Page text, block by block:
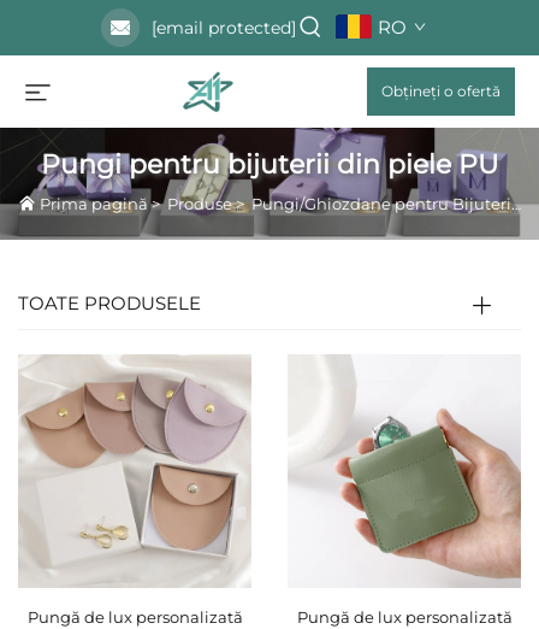
[email protected] RO
Obțineți o ofertă
Pungi pentru bijuterii din piele PU
Prima pagină>Produse>Pungi/Ghiozdane pentru Bijuterii >
TOATE PRODUSELE
Pungă de lux personalizată
Pungă de lux personalizată